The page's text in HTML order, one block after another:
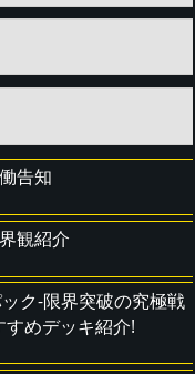
告知
観紹介
ク-限界突破の究極戦
めデッキ紹介!